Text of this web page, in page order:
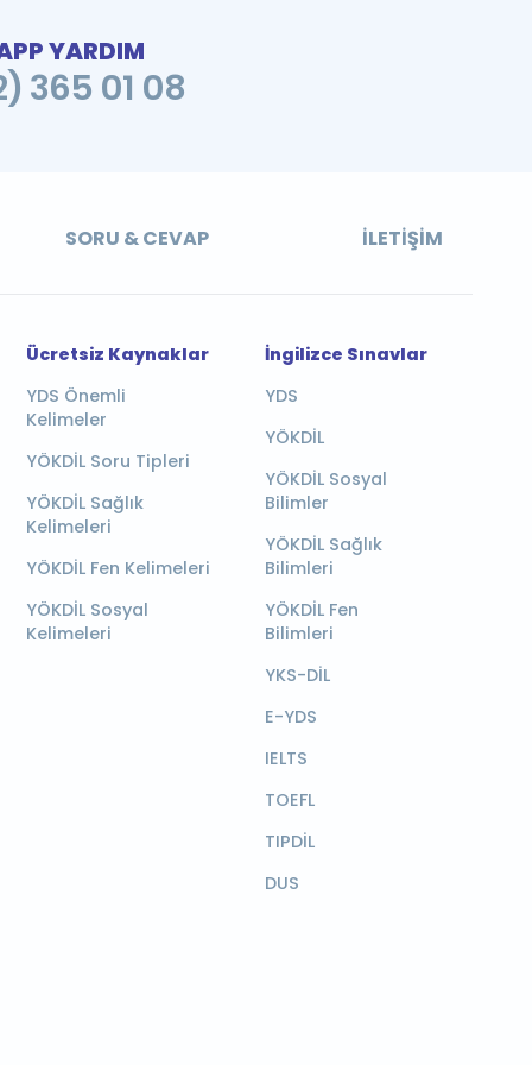
YARDIM
365 01 08
SORU & CEVAP İLETIŞIM
Ücretsiz Kaynaklar
YDS Önemli
Kelimeler
YÖKDİL Soru Tipleri
YÖKDİL Sağlık
Kelimeleri
YÖKDİL Fen Kelimeleri
YÖKDİL Sosyal
Kelimeleri
İngilizce Sınavlar
YDS
YÖKDİL
YÖKDİL Sosyal
Bilimler
YÖKDİL Sağlık
Bilimleri
YÖKDİL Fen
Bilimleri
YKS-DİL
E-YDS
IELTS
TOEFL
TIPDİL
DUS